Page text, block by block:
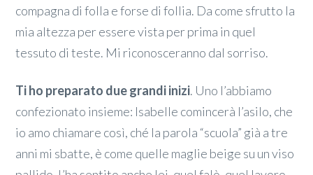
compagna di folla e forse di follia. Da come sfrutto la
mia altezza per essere vista per prima in quel
tessuto di teste. Mi riconosceranno dal sorriso.
Ti ho preparato due grandi inizi. Uno l’abbiamo
confezionato insieme: Isabelle comincerà l’asilo, che
io amo chiamare così, ché la parola “scuola” già a tre
anni mi sbatte, è come quelle maglie beige su un viso